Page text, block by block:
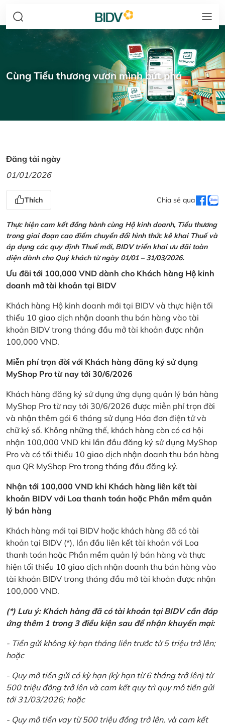
Cùng Tiểu thương vươn mình bứt phá
Đăng tải ngày
01/01/2026
Thích Chia sẻ qua
Thực hiện cam kết đồng hành cùng Hộ kinh doanh, Tiểu thương
trong giai đoạn cao điểm chuyển đổi hình thức kê khai Thuế và
áp dụng các quy định Thuế mới, BIDV triển khai ưu đãi toàn
diện dành cho Quý khách từ ngày 01/01 – 31/03/2026.
Ưu đãi tới 100,000 VND dành cho Khách hàng Hộ kinh
doanh mở tài khoản tại BIDV
Khách hàng Hộ kinh doanh mới tại BIDV và thực hiện tối
thiểu 10 giao dịch nhận doanh thu bán hàng vào tài
khoản BIDV trong tháng đầu mở tài khoản được nhận
100,000 VND.
Miễn phí trọn đời với Khách hàng đăng ký sử dụng
MyShop Pro từ nay tới 30/6/2026
Khách hàng đăng ký sử dụng ứng dụng quản lý bán hàng
MyShop Pro từ nay tới 30/6/2026 được miễn phí trọn đời
và nhận thêm gói 6 tháng sử dụng Hóa đơn điện tử và
chữ ký số. Không những thế, khách hàng còn có cơ hội
nhận 100,000 VND khi lần đầu đăng ký sử dụng MyShop
Pro và có tối thiểu 10 giao dịch nhận doanh thu bán hàng
qua QR MyShop Pro trong tháng đầu đăng ký.
Nhận tới 100,000 VND khi Khách hàng liên kết tài
khoản BIDV với Loa thanh toán hoặc Phần mềm quản
lý bán hàng
Khách hàng mới tại BIDV hoặc khách hàng đã có tài
khoản tại BIDV (*), lần đầu liên kết tài khoản với Loa
thanh toán hoặc Phần mềm quản lý bán hàng và thực
hiện tối thiểu 10 giao dịch nhận doanh thu bán hàng vào
tài khoản BIDV trong tháng đầu mở tài khoản được nhận
100,000 VND.
(*) Lưu ý: Khách hàng đã có tài khoản tại BIDV cần đáp
ứng thêm 1 trong 3 điều kiện sau để nhận khuyến mại:
- Tiền gửi không kỳ hạn tháng liền trước từ 5 triệu trở lên;
hoặc
- Quy mô tiền gửi có kỳ hạn (kỳ hạn từ 6 tháng trở lên) từ
500 triệu đồng trở lên và cam kết quy trì quy mô tiền gửi
tới 31/03/2026; hoặc
- Quy mô tiền vay từ 500 triệu đồng trở lên, và cam kết